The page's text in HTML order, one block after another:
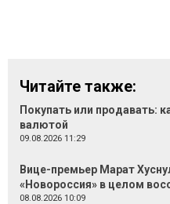
Читайте также:
Покупать или продавать:
валютой
09.08.2026 11:29
Вице-премьер Марат
«Новороссия» в целом
08.08.2026 10:09